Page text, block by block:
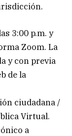
3:00 p.m. y
Zoom. La
y con previa
de la
ciudadana /
Virtual.
a